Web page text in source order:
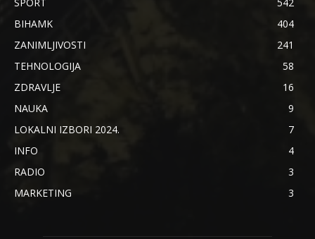
BIHAMK
404
ZANIMLJIVOSTI
241
TEHNOLOGIJA
58
ZDRAVLJE
16
NAUKA
9
LOKALNI IZBORI 2024.
7
INFO
4
RADIO
3
MARKETING
3